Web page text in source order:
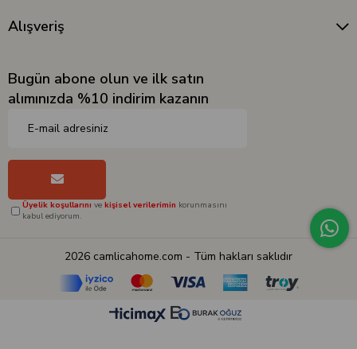
Alışveriş
Bugün abone olun ve ilk satın
alımınızda %10 indirim kazanın
Üyelik koşullarını ve kişisel verilerimin korunmasını
kabul ediyorum.
2026 camlicahome.com - Tüm hakları saklıdır